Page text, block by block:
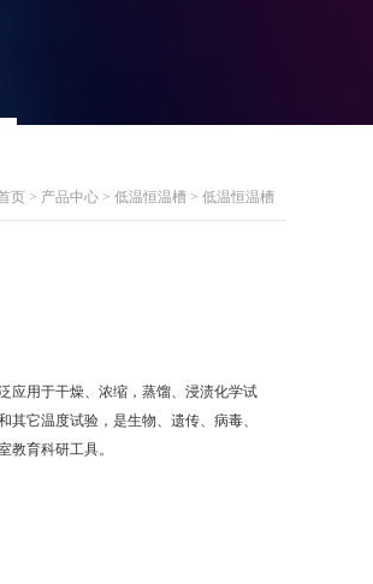
页 > 产品中心 > 低温恒温槽 > 低温恒温槽
应用于干燥、浓缩，蒸馏、浸渍化学试
它温度试验，是生物、遗传、病毒、
教育科研工具。